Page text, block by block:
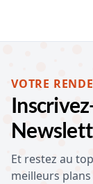
VOTRE
Et restez au
meilleurs